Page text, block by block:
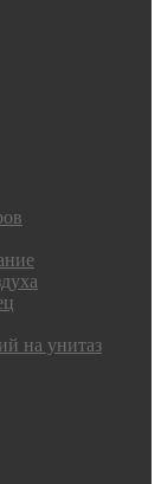
на унитаз